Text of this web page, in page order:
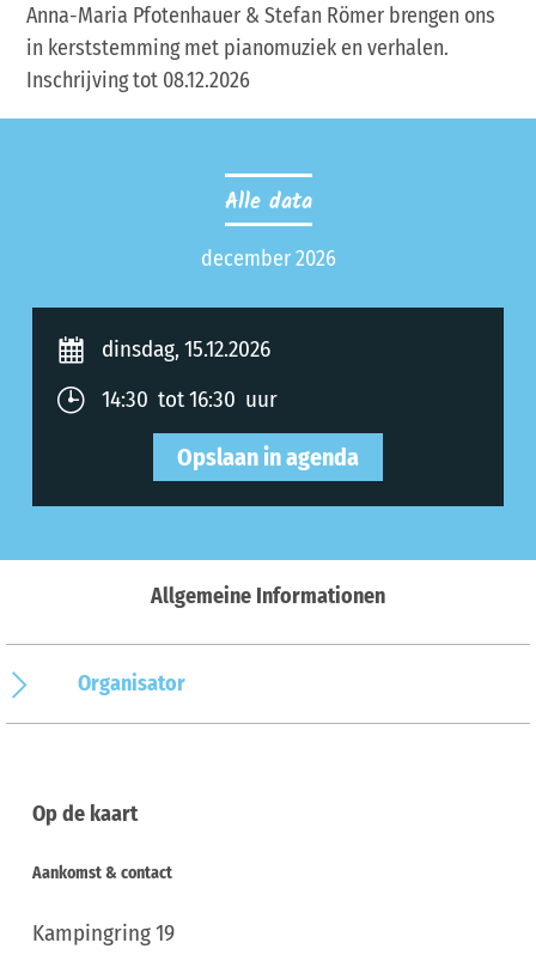
Anna-Maria Pfotenhauer & Stefan Römer brengen ons
in kerststemming met pianomuziek en verhalen.
Inschrijving tot 08.12.2026
Alle data
december 2026
dinsdag, 15.12.2026
14:30 tot 16:30 uur
Opslaan in agenda
Allgemeine Informationen
Organisator
Op de kaart
Aankomst & contact
Kampingring 19